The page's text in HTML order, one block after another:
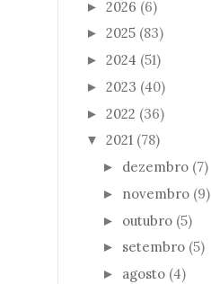
► 2026 (6)
► 2025 (83)
► 2024 (51)
► 2023 (40)
► 2022 (36)
▼ 2021 (78)
► dezembro (7)
► novembro (9)
► outubro (5)
► setembro (5)
► agosto (4)